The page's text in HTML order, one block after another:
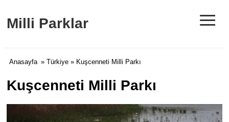
Milli Parklar ≡
Anasayfa » Türkiye » Kuşcenneti Milli Parkı
Kuşcenneti Milli Parkı